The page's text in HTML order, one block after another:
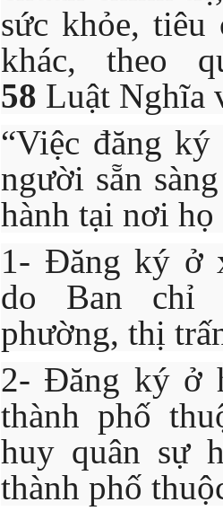
sức khỏe, tiêu
khác, theo
58 Luật Nghĩa
“Việc đăng
người sẵn
hành tại nơi
1- Đăng ký ở
do Ban chỉ
phường, thị
2- Đăng ký ở
thành phố
huy quân sự
thành phố